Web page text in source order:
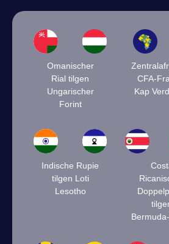
Omanischer
Rial tilgen
Ungarischer
Forint
CFA-
Kap
Indische Rupie
tilgen Loti
Lesotho